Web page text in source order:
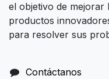
el objetivo de mejorar
productos
para resolver sus
Contáctanos